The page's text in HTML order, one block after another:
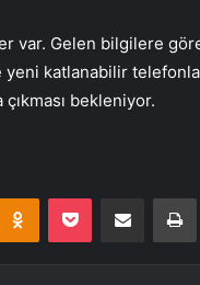
var. Gelen bilgilere
katlanabilir
bekleniyor.
Odnoklassniki
Pocket E-Posta ile paylaş